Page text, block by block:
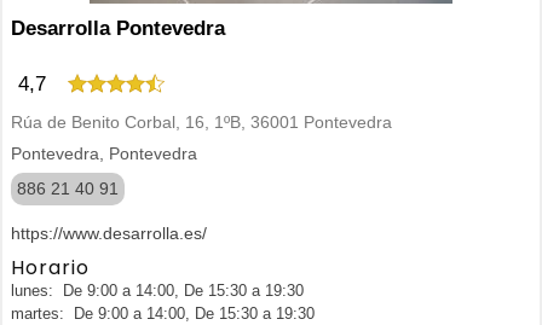
Desarrolla Pontevedra
4,7
Rúa de Benito Corbal, 16, 1ºB, 36001 Pontevedra
Pontevedra, Pontevedra
886 21 40 91
https://www.desarrolla.es/
Horario
lunes: De 9:00 a 14:00, De 15:30 a 19:30
martes: De 9:00 a 14:00, De 15:30 a 19:30